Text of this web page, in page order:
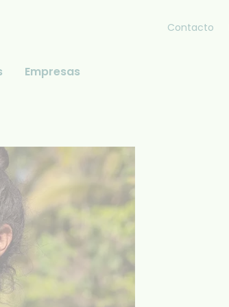
Contacto
Empresas